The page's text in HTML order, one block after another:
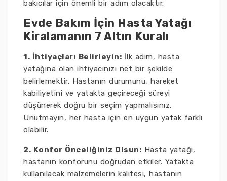
bakıcılar için önemli bir adım olacaktır.
Evde Bakım İçin Hasta Yatağı
Kiralamanın 7 Altın Kuralı
1. İhtiyaçları Belirleyin: İlk adım, hasta
yatağına olan ihtiyacınızı net bir şekilde
belirlemektir. Hastanın durumunu, hareket
kabiliyetini ve yatakta geçireceği süreyi
düşünerek doğru bir seçim yapmalısınız.
Unutmayın, her hasta için en uygun yatak farklı
olabilir.
2. Konfor Önceliğiniz Olsun: Hasta yatağı,
hastanın konforunu doğrudan etkiler. Yatakta
kullanılacak malzemelerin kalitesi, hastanın